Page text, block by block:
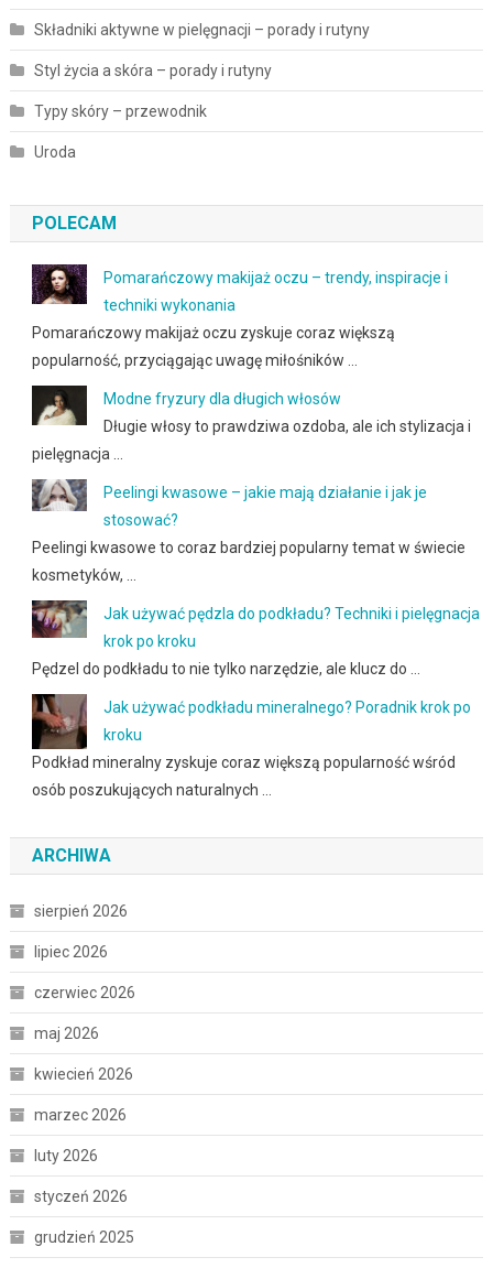
Składniki aktywne w pielęgnacji – porady i rutyny
Styl życia a skóra – porady i rutyny
Typy skóry – przewodnik
Uroda
POLECAM
Pomarańczowy makijaż oczu – trendy, inspiracje i
techniki wykonania
Pomarańczowy makijaż oczu zyskuje coraz większą
popularność, przyciągając uwagę miłośników …
Modne fryzury dla długich włosów
Długie włosy to prawdziwa ozdoba, ale ich stylizacja i
pielęgnacja …
Peelingi kwasowe – jakie mają działanie i jak je
stosować?
Peelingi kwasowe to coraz bardziej popularny temat w świecie
kosmetyków, …
Jak używać pędzla do podkładu? Techniki i pielęgnacja
krok po kroku
Pędzel do podkładu to nie tylko narzędzie, ale klucz do …
Jak używać podkładu mineralnego? Poradnik krok po
kroku
Podkład mineralny zyskuje coraz większą popularność wśród
osób poszukujących naturalnych …
ARCHIWA
sierpień 2026
lipiec 2026
czerwiec 2026
maj 2026
kwiecień 2026
marzec 2026
luty 2026
styczeń 2026
grudzień 2025